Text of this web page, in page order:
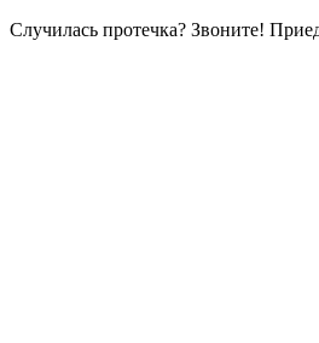
Случилась протечка? Звоните!